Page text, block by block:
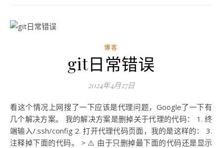
博客
git日常错误
2024年4月27日
看这个情况上网搜了一下应该是代理问题，Google了一下有
几个解决方案。 我的解决方案是删掉关于代理的代码： 1. 终
端输入/.ssh/config 2. 打开代理代码页面，我的是这样的： 3.
注释掉下面的代码。 > ⚠️ 由于只删掉最下面的代码还是显示